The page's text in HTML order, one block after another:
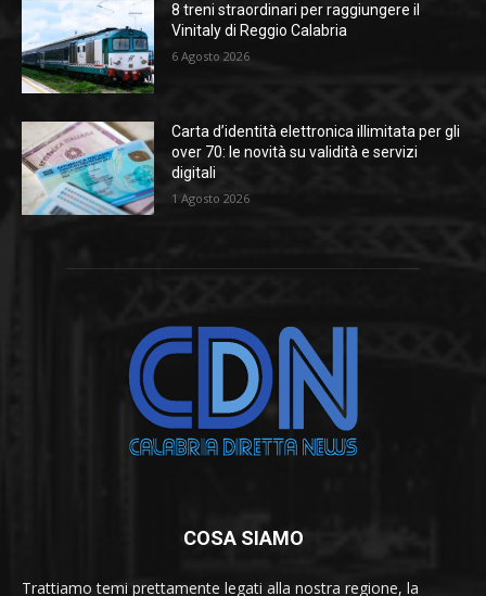
8 treni straordinari per raggiungere il
Vinitaly di Reggio Calabria
6 Agosto 2026
Carta d’identità elettronica illimitata per gli
over 70: le novità su validità e servizi
digitali
1 Agosto 2026
COSA SIAMO
Trattiamo temi prettamente legati alla nostra regione, la